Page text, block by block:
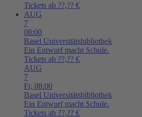
Tickets ab ??,?? €
AUG
7
08:00
Basel Universitätsbibliothek
Ein Entwurf macht Schule.
Tickets ab ??,?? €
AUG
7
Fr, 08:00
Basel Universitätsbibliothek
Ein Entwurf macht Schule.
Tickets ab ??,?? €